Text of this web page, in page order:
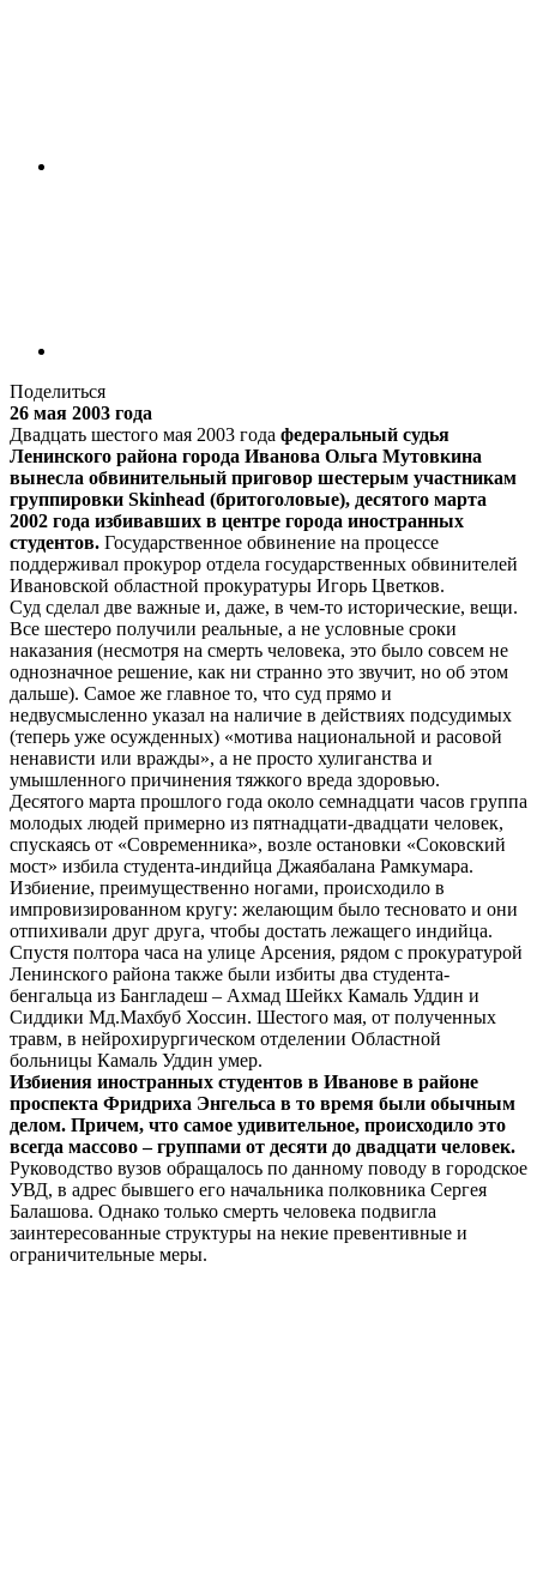
Поделиться
26 мая 2003 года
Двадцать шестого мая 2003 года федеральный судья
Ленинского района города Иванова Ольга Мутовкина
вынесла обвинительный приговор шестерым участникам
группировки Skinhead (бритоголовые), десятого марта
2002 года избивавших в центре города иностранных
студентов. Государственное обвинение на процессе
поддерживал прокурор отдела государственных обвинителей
Ивановской областной прокуратуры Игорь Цветков.
Суд сделал две важные и, даже, в чем-то исторические, вещи.
Все шестеро получили реальные, а не условные сроки
наказания (несмотря на смерть человека, это было совсем не
однозначное решение, как ни странно это звучит, но об этом
дальше). Самое же главное то, что суд прямо и
недвусмысленно указал на наличие в действиях подсудимых
(теперь уже осужденных) «мотива национальной и расовой
ненависти или вражды», а не просто хулиганства и
умышленного причинения тяжкого вреда здоровью.
Десятого марта прошлого года около семнадцати часов группа
молодых людей примерно из пятнадцати-двадцати человек,
спускаясь от «Современника», возле остановки «Соковский
мост» избила студента-индийца Джаябалана Рамкумара.
Избиение, преимущественно ногами, происходило в
импровизированном кругу: желающим было тесновато и они
отпихивали друг друга, чтобы достать лежащего индийца.
Спустя полтора часа на улице Арсения, рядом с прокуратурой
Ленинского района также были избиты два студента-
бенгальца из Бангладеш – Ахмад Шейкх Камаль Уддин и
Сиддики Мд.Махбуб Хоссин. Шестого мая, от полученных
травм, в нейрохирургическом отделении Областной
больницы Камаль Уддин умер.
Избиения иностранных студентов в Иванове в районе
проспекта Фридриха Энгельса в то время были обычным
делом. Причем, что самое удивительное, происходило это
всегда массово – группами от десяти до двадцати человек.
Руководство вузов обращалось по данному поводу в городское
УВД, в адрес бывшего его начальника полковника Сергея
Балашова. Однако только смерть человека подвигла
заинтересованные структуры на некие превентивные и
ограничительные меры.